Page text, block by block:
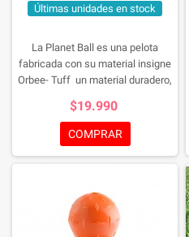
Últimas unidades en stock
La Planet Ball es una pelota
fabricada con su material insigne
Orbee- Tuff un material duradero,
elástico que puede ser mordido,
con pocas posibilidades de
romperse, aprobado por la FDA,
libres de Ftalatos, BPA y BPS.
$19.990
COMPRAR